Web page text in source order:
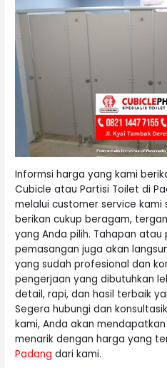
Informsi harga yang kami
Cubicle atau Partisi Toilet di
melalui customer service kami
berikan cukup beragam,
yang Anda pilih. Tahapan atau
pemasangan juga akan
yang sudah profesional dan
pengerjaan yang dibutuhkan
detail, rapi, dan hasil terbaik
Segera hubungi dan
kami, Anda akan
menarik dengan harga yang
Padang dari kami.